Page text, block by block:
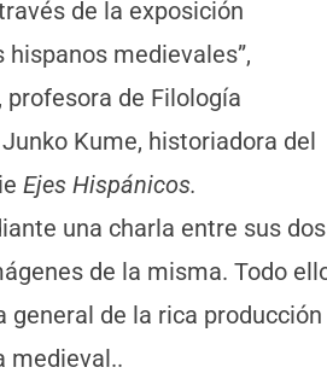
de la exposición
medievales”,
de Filología
Kume, historiadora del
Ejes Hispánicos.
una charla entre sus dos
de la misma. Todo
de la rica producción
medieval..